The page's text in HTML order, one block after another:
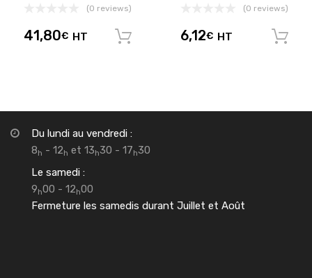
(0 reviews)
41,80€ HT Ajouter au panier
(0 reviews)
6,12€ HT
Du lundi au vendredi :
8h - 12h et 13h30 - 17h30
Le samedi :
9h00 - 12h00
Fermeture les samedis durant Juillet et Août